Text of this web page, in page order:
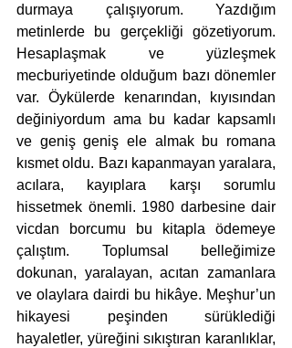
durmaya çalışıyorum. Yazdığım
metinlerde bu gerçekliği gözetiyorum.
Hesaplaşmak ve yüzleşmek
mecburiyetinde olduğum bazı dönemler
var. Öykülerde kenarından, kıyısından
değiniyordum ama bu kadar kapsamlı
ve geniş geniş ele almak bu romana
kısmet oldu. Bazı kapanmayan yaralara,
acılara, kayıplara karşı sorumlu
hissetmek önemli. 1980 darbesine dair
vicdan borcumu bu kitapla ödemeye
çalıştım. Toplumsal belleğimize
dokunan, yaralayan, acıtan zamanlara
ve olaylara dairdi bu hikâye. Meşhur’un
hikayesi peşinden sürüklediği
hayaletler, yüreğini sıkıştıran karanlıklar,